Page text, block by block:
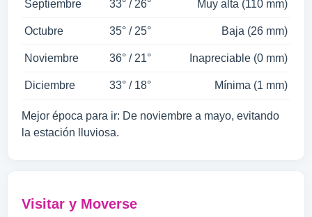
Septiembre 33° / 26° Muy alta (110 mm)
Octubre 35° / 25° Baja (26 mm)
Noviembre 36° / 21° Inapreciable (0 mm)
Diciembre 33° / 18° Mínima (1 mm)
Mejor época para ir: De noviembre a mayo, evitando
la estación lluviosa.
Visitar y Moverse